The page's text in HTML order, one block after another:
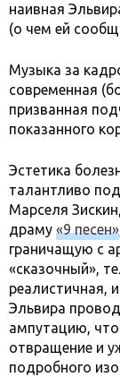
наивная
(о чем ей
Музыка за
современная
призванная
показанного
Эстетика
талантливо
Марселя
драму «9 песен»
граничащую с
«сказочный»,
реалистичная,
Эльвира
ампутацию,
отвращение и
подробного